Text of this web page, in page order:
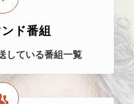
ド番組
している番組一覧